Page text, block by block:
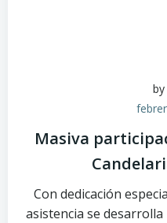
by
Masiva
Con dedicación
asistencia se